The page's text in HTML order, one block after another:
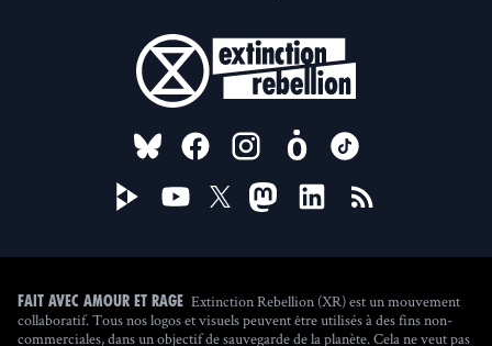
FOLLOW US ON
Fait avec amour et rage Extinction Rebellion (XR) est un mouvement
collaboratif. Tous nos logos et visuels peuvent être utilisés à des fins non-
commerciales, dans un objectif de sauvegarde de la planète. Cela ne veut pas